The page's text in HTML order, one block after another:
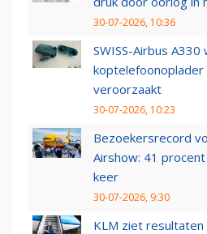
30-07-2026, 10:36
SWISS-Airbus
koptelefoonoplader
veroorzaakt
30-07-2026, 10:23
Bezoekersrecord
Airshow: 41
keer
30-07-2026, 9:30
KLM ziet